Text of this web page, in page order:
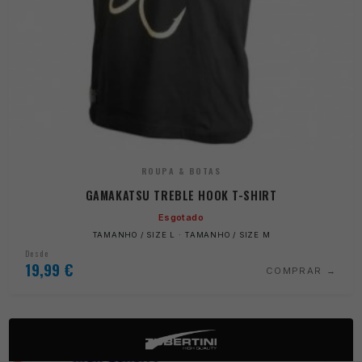
ROUPA & BOTAS
GAMAKATSU TREBLE HOOK T-SHIRT
Esgotado
TAMANHO / SIZE L · TAMANHO / SIZE M
Desde
19,99 € COMPRAR